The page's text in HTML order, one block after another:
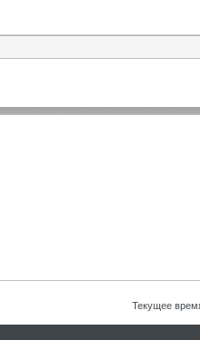
Текущее